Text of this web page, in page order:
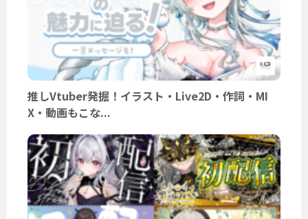
推しVtuber発掘！イラスト・Live2D・作詞・MI
X・動画もこな...